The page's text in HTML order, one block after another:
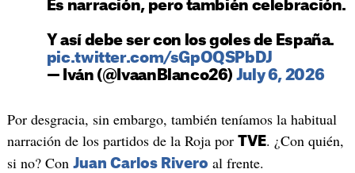
Es narración, pero también celebración.
Y así debe ser con los goles de España.
pic.twitter.com/sGpOQSPbDJ
— Iván (@IvaanBlanco26) July 6, 2026
Por desgracia, sin embargo, también teníamos la habitual
narración de los partidos de la Roja por TVE. ¿Con quién,
si no? Con Juan Carlos Rivero al frente.